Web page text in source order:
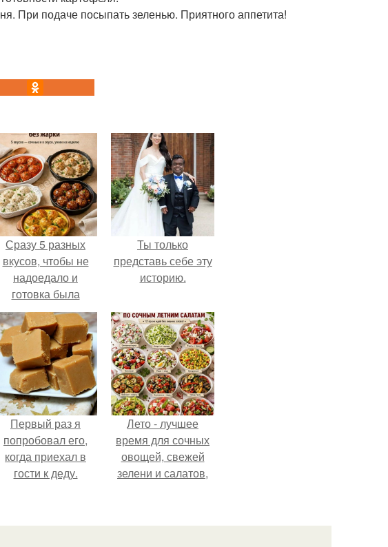
При подаче посыпать зеленью. Приятного аппетита!
Сразу 5 разных
вкусов, чтобы не
надоедало и
готовка была
проще.
Ты только
представь себе эту
историю.
Первый раз я
попробовал его,
когда приехал в
гости к деду.
Лето - лучшее
время для сочных
овощей, свежей
зелени и салатов,
несколько минут.